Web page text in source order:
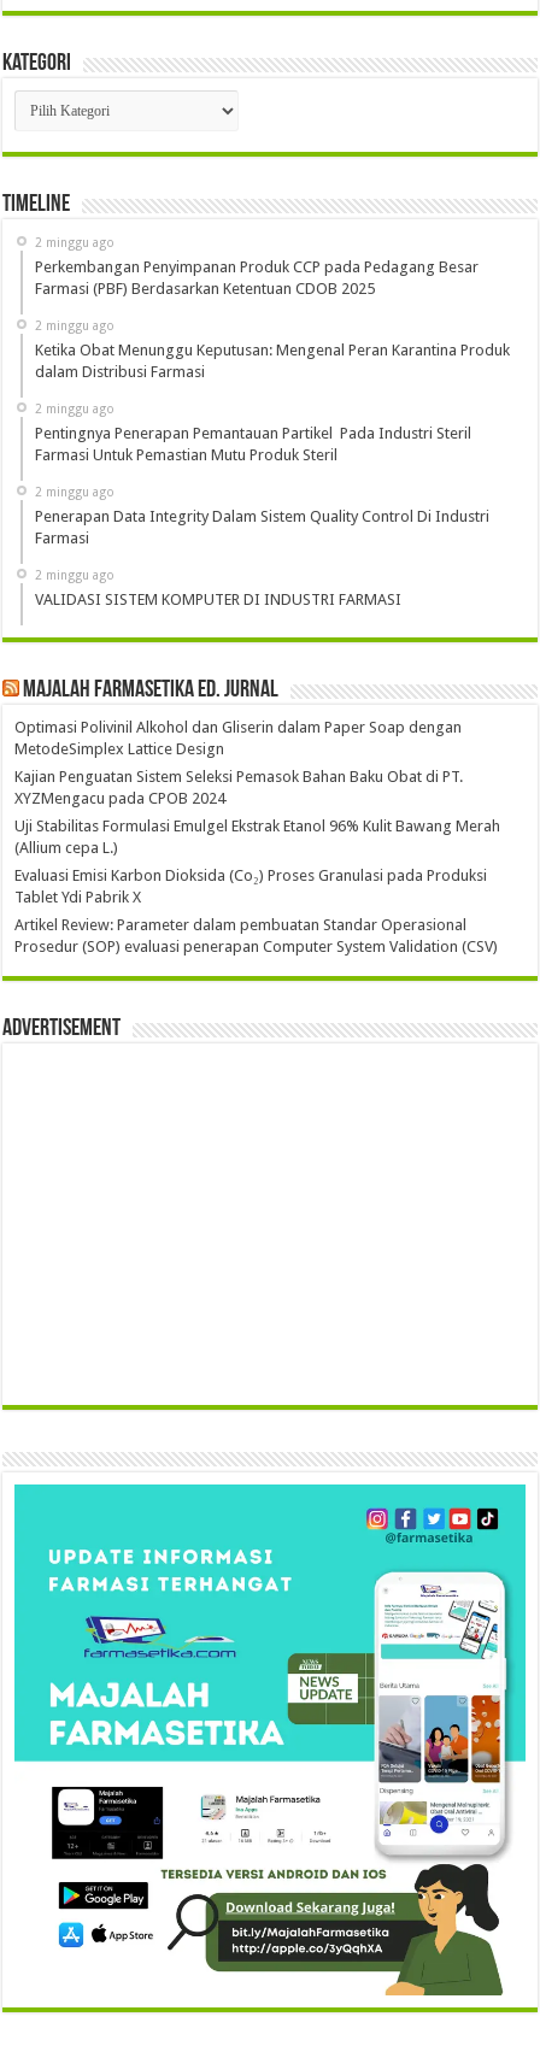
Kategori
Kategori
Timeline
2 minggu ago
Perkembangan Penyimpanan Produk CCP pada Pedagang Besar
Farmasi (PBF) Berdasarkan Ketentuan CDOB 2025
2 minggu ago
Ketika Obat Menunggu Keputusan: Mengenal Peran Karantina Produk
dalam Distribusi Farmasi
2 minggu ago
Pentingnya Penerapan Pemantauan Partikel Pada Industri Steril
Farmasi Untuk Pemastian Mutu Produk Steril
2 minggu ago
Penerapan Data Integrity Dalam Sistem Quality Control Di Industri
Farmasi
2 minggu ago
VALIDASI SISTEM KOMPUTER DI INDUSTRI FARMASI
Majalah Farmasetika Ed. Jurnal
Optimasi Polivinil Alkohol dan Gliserin dalam Paper Soap dengan
MetodeSimplex Lattice Design
Kajian Penguatan Sistem Seleksi Pemasok Bahan Baku Obat di PT.
XYZMengacu pada CPOB 2024
Uji Stabilitas Formulasi Emulgel Ekstrak Etanol 96% Kulit Bawang Merah
(Allium cepa L.)
Evaluasi Emisi Karbon Dioksida (Co₂) Proses Granulasi pada Produksi
Tablet Ydi Pabrik X
Artikel Review: Parameter dalam pembuatan Standar Operasional
Prosedur (SOP) evaluasi penerapan Computer System Validation (CSV)
Advertisement